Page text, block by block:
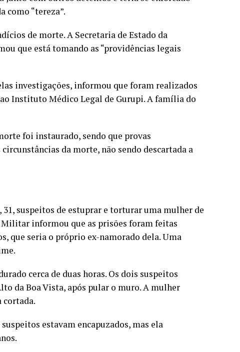
como “tereza”.
de morte. A Secretaria de Estado da
que está tomando as “providências legais
investigações, informou que foram realizados
Instituto Médico Legal de Gurupi. A família do
foi instaurado, sendo que provas
da morte, não sendo descartada a
suspeitos de estuprar e torturar uma mulher de
Militar informou que as prisões foram feitas
que seria o próprio ex-namorado dela. Uma
cerca de duas horas. Os dois suspeitos
da Boa Vista, após pular o muro. A mulher
cortada.
estavam encapuzados, mas ela